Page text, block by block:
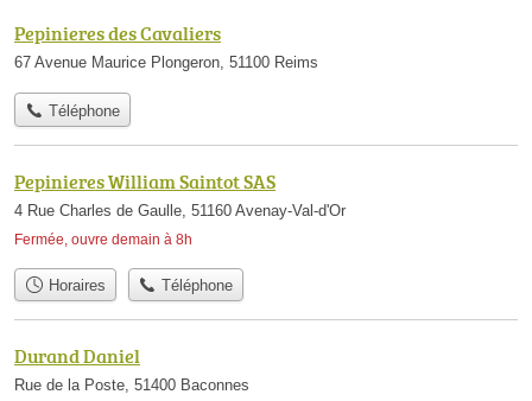
Pepinieres des Cavaliers
67 Avenue Maurice Plongeron, 51100 Reims
Téléphone
Pepinieres William Saintot SAS
4 Rue Charles de Gaulle, 51160 Avenay-Val-d'Or
Fermée, ouvre demain à 8h
Horaires Téléphone
Durand Daniel
Rue de la Poste, 51400 Baconnes